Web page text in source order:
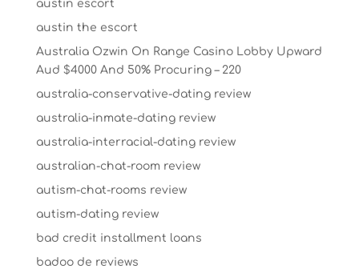
austin escort
austin the escort
Australia Ozwin On Range Casino Lobby Upward
Aud $4000 And 50% Procuring – 220
australia-conservative-dating review
australia-inmate-dating review
australia-interracial-dating review
australian-chat-room review
autism-chat-rooms review
autism-dating review
bad credit installment loans
badoo de reviews